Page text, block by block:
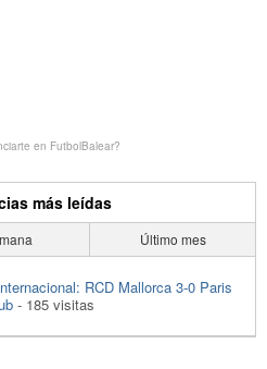
en FutbolBalear?
más leídas
Último mes
RCD Mallorca 3-0 Paris
- 185 visitas